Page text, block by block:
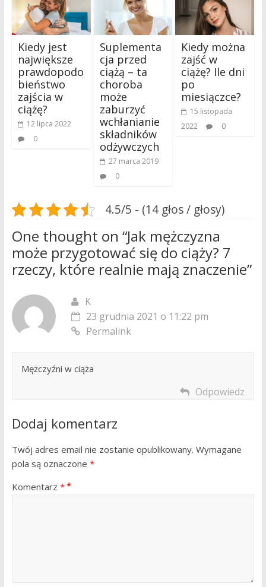
Kiedy jest
największe
prawdopodo
bieństwo
zajścia w
ciążę?
12 lipca 2022
0
Suplementa
cja przed
ciążą – ta
choroba
może
zaburzyć
wchłanianie
składników
odżywczych
27 marca 2019
0
Kiedy można
zajść w
ciążę? Ile dni
po
miesiączce?
15 listopada
2022
0
4.5/5 - (14 głos / głosy)
One thought on “Jak mężczyzna
może przygotować się do ciąży? 7
rzeczy, które realnie mają znaczenie”
K
23 grudnia 2021 o 11:22 pm
Permalink
Mężczyźni w ciąża
Odpowiedz
Dodaj komentarz
Twój adres email nie zostanie opublikowany. Wymagane
pola są oznaczone *
Komentarz *